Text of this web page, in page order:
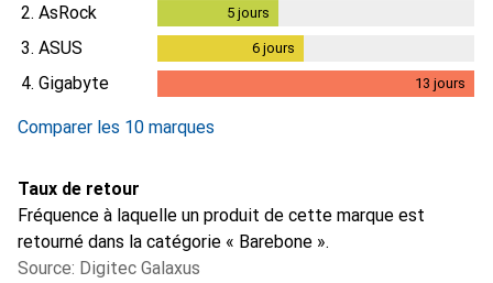
2. AsRock 5 jours
3. ASUS 6jours
4. Gigabyte 13 jours
Comparer les 10 marques
Taux de retour
Fréquence à laquelle un produit de cette marque est
retourné dans la catégorie « Barebone ».
Source: Digitec Galaxus